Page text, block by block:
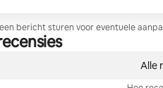
bericht sturen voor eventuele
op basis van 7 recensies
Alle